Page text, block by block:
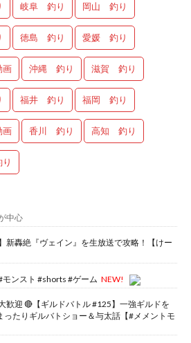
岐阜 釣り 岡山 釣り
徳島 釣り 愛媛 釣り
画 沖縄 釣り 滋賀 釣り
福井 釣り 福岡 釣り
画 香川 釣り 高知 釣り
中心
新轟絶『ヴェイン』を生放送で攻略！【けー
ンスト #shorts #ゲーム NEW!
歓迎 🔴【ギルドバトル #125】一強ギルドを
ったりギルバトショー＆与太話【#メメントモ